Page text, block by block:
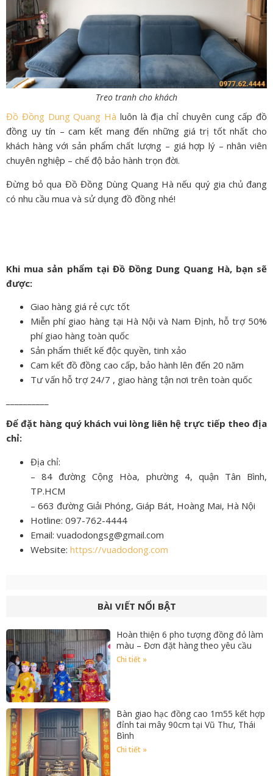
Treo tranh cho khách
Đồ Đồng Dung Quang Hà luôn là địa chỉ chuyên cung cấp đồ
đồng uy tín – cam kết mang đến những giá trị tốt nhất cho
khách hàng với sản phẩm chất lượng – giá hợp lý – nhân viên
chuyên nghiệp – chế độ bảo hành trọn đời.
Đừng bỏ qua Đồ Đồng Dùng Quang Hà nếu quý gia chủ đang
có nhu cầu mua và sử dụng đồ đồng nhé!
Khi mua sản phẩm tại Đồ Đồng Dung Quang Hà, bạn sẽ
được:
Giao hàng giá rẻ cực tốt
Miễn phí giao hàng tại Hà Nội và Nam Định, hỗ trợ 50%
phí giao hàng toàn quốc
Sản phẩm thiết kế độc quyền, tinh xảo
Cam kết đồ đồng cao cấp, bảo hành lên đến 20 năm
Tư vấn hỗ trợ 24/7 , giao hàng tận nơi trên toàn quốc
Để đặt hàng quý khách vui lòng liên hệ trực tiếp theo địa
chỉ:
Địa chỉ:
– 84 đường Cộng Hòa, phường 4, quận Tân Bình,
TP.HCM
– 663 đường Giải Phóng, Giáp Bát, Hoàng Mai, Hà Nội
Hotline: 097-762-4444
Email: vuadodongsg@gmail.com
Website: https://vuadodong.com
BÀI VIẾT NỔI BẬT
Hoàn thiện 6 pho tượng đồng đỏ làm
màu – Đơn đặt hàng theo yêu cầu
Chi tiết »
Bàn giao hạc đồng cao 1m55 kết hợp
đỉnh tai mây 90cm tại Vũ Thư, Thái
Bình
Chi tiết »